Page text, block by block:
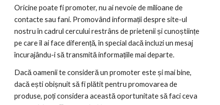
Oricine poate fi promoter, nu ai nevoie de milioane de
contacte sau fani. Promovând informații despre site-ul
nostru în cadrul cercului restrâns de prietenii și cunoștiințe
pe care îl ai face diferență, în special dacă incluzi un mesaj
încurajându-i să transmită informațiile mai departe.
Dacă oamenii te consideră un promoter este și mai bine,
dacă ești obișnuit să fi plătit pentru promovarea de
produse, poți considera această oportunitate să faci ceva